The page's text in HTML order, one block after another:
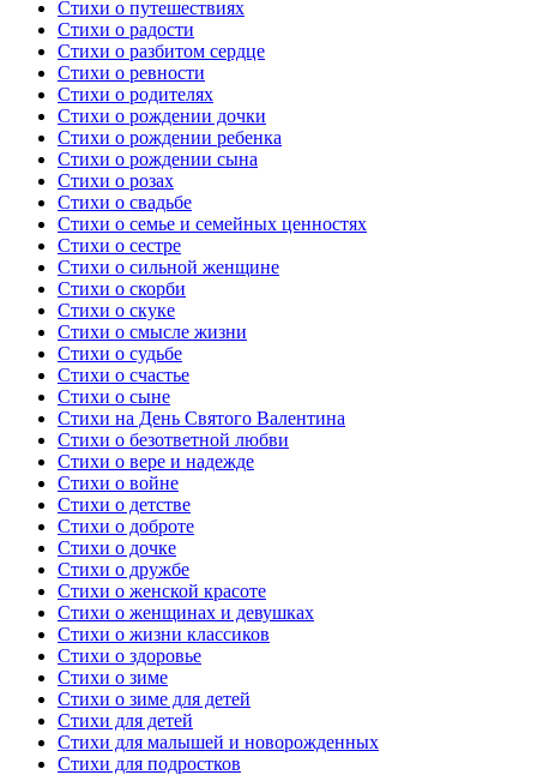
Стихи о путешествиях
Стихи о радости
Стихи о разбитом сердце
Стихи о ревности
Стихи о родителях
Стихи о рождении дочки
Стихи о рождении ребенка
Стихи о рождении сына
Стихи о розах
Стихи о свадьбе
Стихи о семье и семейных ценностях
Стихи о сестре
Стихи о сильной женщине
Стихи о скорби
Стихи о скуке
Стихи о смысле жизни
Стихи о судьбе
Стихи о счастье
Стихи о сыне
Стихи на День Святого Валентина
Стихи о безответной любви
Стихи о вере и надежде
Стихи о войне
Стихи о детстве
Стихи о доброте
Стихи о дочке
Стихи о дружбе
Стихи о женской красоте
Стихи о женщинах и девушках
Стихи о жизни классиков
Стихи о здоровье
Стихи о зиме
Стихи о зиме для детей
Стихи для детей
Стихи для малышей и новорожденных
Стихи для подростков